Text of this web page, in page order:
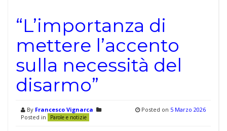
“L’importanza di
mettere l’accento
sulla necessità del
disarmo”
By Francesco Vignarca
Posted in
Parole e notizie
Posted on 5 Marzo 2026